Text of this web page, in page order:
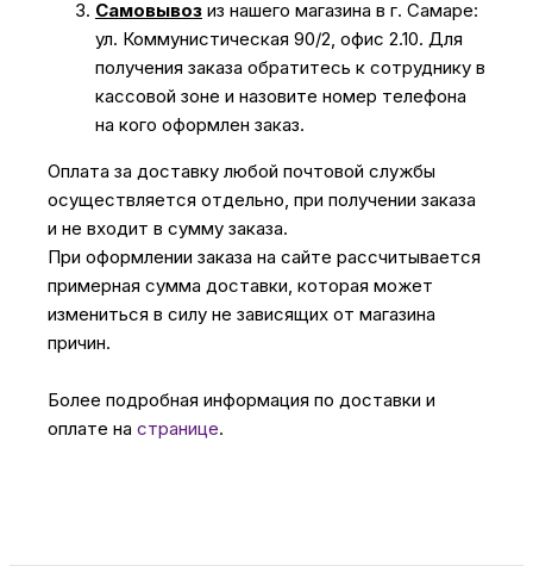
Самовывоз из нашего магазина в г. Самаре:
ул. Коммунистическая 90/2, офис 2.10. Для
получения заказа обратитесь к сотруднику в
кассовой зоне и назовите номер телефона
на кого оформлен заказ.
Оплата за доставку любой почтовой службы
осуществляется отдельно, при получении заказа
и не входит в сумму заказа.
При оформлении заказа на сайте рассчитывается
примерная сумма доставки, которая может
измениться в силу не зависящих от магазина
причин.
Более подробная информация по доставки и
оплате на странице.